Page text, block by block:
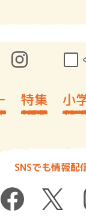
特集 小
SNSでも情報配